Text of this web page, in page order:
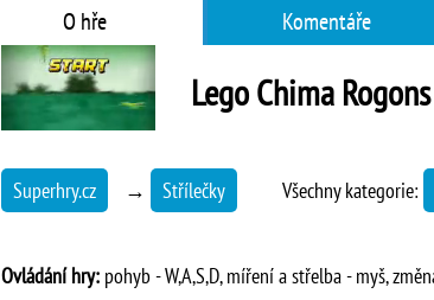
O hře Komentáře
Lego Chima
Superhry.cz → Střílečky Všechny kategorie:
Ovládání hry: pohyb - W,A,S,D, míření a střelba - myš,